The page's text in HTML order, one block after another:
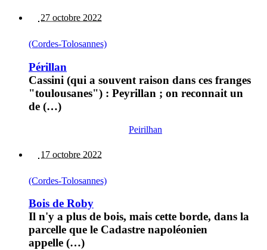
27 octobre 2022
(Cordes-Tolosannes)
Périllan
Cassini (qui a souvent raison dans ces franges
"toulousanes") : Peyrillan ; on reconnait un
de (…)
Peirilhan
17 octobre 2022
(Cordes-Tolosannes)
Bois de Roby
Il n'y a plus de bois, mais cette borde, dans la
parcelle que le Cadastre napoléonien
appelle (…)